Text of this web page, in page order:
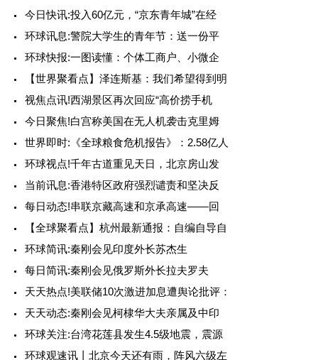
今日快讯:投入60亿元，“京东青年城”在经
环球讯息:警院大学生的青年节：送一份平
环球快报:一图读懂：个体工商户、小微企
【世界聚看点】泽连斯基：我们希望得到明
视焦点讯!西湖景区再次回应“高价捞手机
今日聚焦!白宫称美国在无人机袭击克里姆
世界即时:《全球粮食危机报告》：2.58亿人
环球视点!千年古道重见天日，北京房山发
当前讯息:香港特区政府强烈谴责和坚决反
每日动态!串联京藏高速和京承高速——回
【全球聚看点】杭州最新通报：自编自导自
环球简讯:秦刚会见印度外长苏杰生
每日简讯:秦刚会见俄罗斯外长拉夫罗夫
天天热点!美联储10次激进加息遭舆论批评：
天天动态:秦刚会见柯棣华大夫亲属及中印
环球关注:台湾花莲县发生4.5级地震，震源
环球观速讯丨北京今天还有雨，阵风六级左